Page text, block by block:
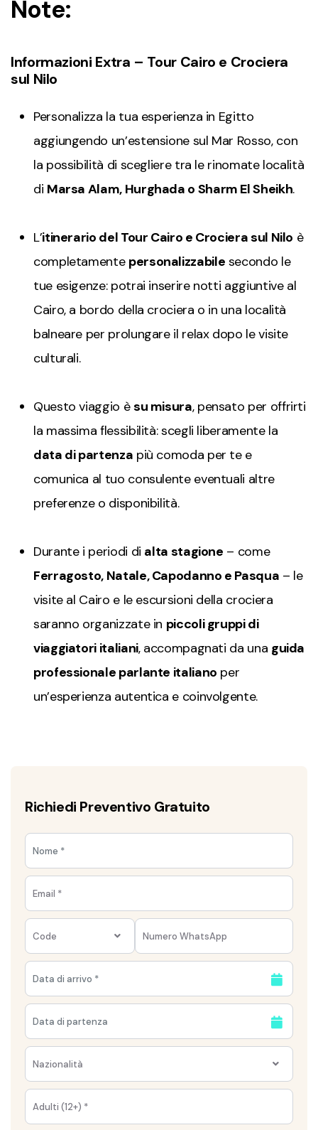
Note:
Informazioni Extra – Tour Cairo e Crociera
sul Nilo
Personalizza la tua esperienza in Egitto
aggiungendo un’estensione sul Mar Rosso, con
la possibilità di scegliere tra le rinomate località
di Marsa Alam, Hurghada o Sharm El Sheikh.
L’itinerario del Tour Cairo e Crociera sul Nilo è
completamente personalizzabile secondo le
tue esigenze: potrai inserire notti aggiuntive al
Cairo, a bordo della crociera o in una località
balneare per prolungare il relax dopo le visite
culturali.
Questo viaggio èsu misura, pensato per offrirti
la massima flessibilità: scegli liberamente la
data di partenza più comoda per te e
comunica al tuo consulente eventuali altre
preferenze o disponibilità.
Durante i periodi di alta stagione – come
Ferragosto, Natale, Capodanno e Pasqua – le
visite al Cairo e le escursioni della crociera
saranno organizzate in piccoli gruppi di
viaggiatori italiani, accompagnati da una guida
professionale parlante italiano per
un’esperienza autentica e coinvolgente.
Richiedi Preventivo Gratuito
Code
Nazionalità